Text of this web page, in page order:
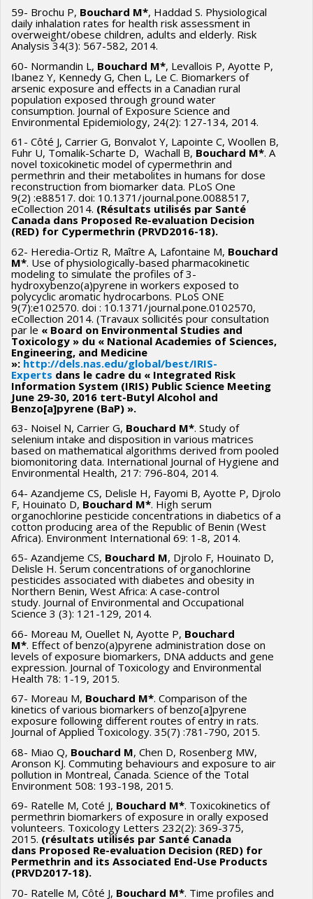
59- Brochu P, Bouchard M*, Haddad S. Physiological
daily inhalation rates for health risk assessment in
overweight/obese children, adults and elderly. Risk
Analysis 34(3): 567-582, 2014.
60- Normandin L, Bouchard M*, Levallois P, Ayotte P,
Ibanez Y, Kennedy G, Chen L, Le C. Biomarkers of
arsenic exposure and effects in a Canadian rural
population exposed through ground water
consumption. Journal of Exposure Science and
Environmental Epidemiology, 24(2): 127-134, 2014.
61- Côté J, Carrier G, Bonvalot Y, Lapointe C, Woollen B,
Fuhr U, Tomalik-Scharte D, Wachall B, Bouchard M*. A
novel toxicokinetic model of cypermethrin and
permethrin and their metabolites in humans for dose
reconstruction from biomarker data. PLoS One
9(2) :e88517. doi: 10.1371/journal.pone.0088517,
eCollection 2014. (Résultats utilisés par Santé
Canada dans Proposed Re-evaluation Decision
(RED) for Cypermethrin (PRVD2016-18).
62- Heredia-Ortiz R, Maître A, Lafontaine M, Bouchard
M*. Use of physiologically-based pharmacokinetic
modeling to simulate the profiles of 3-
hydroxybenzo(a)pyrene in workers exposed to
polycyclic aromatic hydrocarbons. PLoS ONE
9(7):e102570. doi : 10.1371/journal.pone.0102570,
eCollection 2014. (Travaux sollicités pour consultation
par le « Board on Environmental Studies and
Toxicology » du « National Academies of Sciences,
Engineering, and Medicine
»: http://dels.nas.edu/global/best/IRIS-
Experts dans le cadre du « Integrated Risk
Information System (IRIS) Public Science Meeting
June 29-30, 2016 tert-Butyl Alcohol and
Benzo[a]pyrene (BaP) ».
63- Noisel N, Carrier G, Bouchard M*. Study of
selenium intake and disposition in various matrices
based on mathematical algorithms derived from pooled
biomonitoring data. International Journal of Hygiene and
Environmental Health, 217: 796-804, 2014.
64- Azandjeme CS, Delisle H, Fayomi B, Ayotte P, Djrolo
F, Houinato D, Bouchard M*. High serum
organochlorine pesticide concentrations in diabetics of a
cotton producing area of the Republic of Benin (West
Africa). Environment International 69: 1-8, 2014.
65- Azandjeme CS, Bouchard M, Djrolo F, Houinato D,
Delisle H. Serum concentrations of organochlorine
pesticides associated with diabetes and obesity in
Northern Benin, West Africa: A case-control
study. Journal of Environmental and Occupational
Science 3 (3): 121-129, 2014.
66- Moreau M, Ouellet N, Ayotte P, Bouchard
M*. Effect of benzo(a)pyrene administration dose on
levels of exposure biomarkers, DNA adducts and gene
expression. Journal of Toxicology and Environmental
Health 78: 1-19, 2015.
67- Moreau M, Bouchard M*. Comparison of the
kinetics of various biomarkers of benzo[a]pyrene
exposure following different routes of entry in rats.
Journal of Applied Toxicology. 35(7) :781-790, 2015.
68- Miao Q, Bouchard M, Chen D, Rosenberg MW,
Aronson KJ. Commuting behaviours and exposure to air
pollution in Montreal, Canada. Science of the Total
Environment 508: 193-198, 2015.
69- Ratelle M, Coté J, Bouchard M*. Toxicokinetics of
permethrin biomarkers of exposure in orally exposed
volunteers. Toxicology Letters 232(2): 369-375,
2015. (résultats utilisés par Santé Canada
dans Proposed Re-evaluation Decision (RED) for
Permethrin and its Associated End-Use Products
(PRVD2017-18).
70- Ratelle M, Côté J, Bouchard M*. Time profiles and